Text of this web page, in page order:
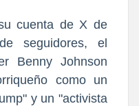
cuenta de X de
seguidores, el
Benny Johnson
como un
y un "activista